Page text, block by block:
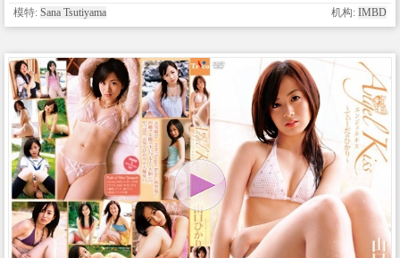
模特: Sana Tsutiyama 机构: IMBD